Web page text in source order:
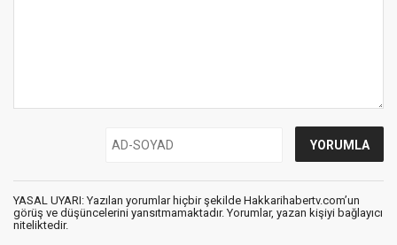
YASAL UYARI: Yazılan yorumlar hiçbir şekilde Hakkarihabertv.com’un
görüş ve düşüncelerini yansıtmamaktadır. Yorumlar, yazan kişiyi bağlayıcı
niteliktedir.